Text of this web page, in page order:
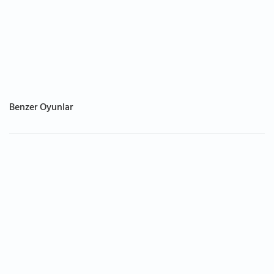
Benzer Oyunlar